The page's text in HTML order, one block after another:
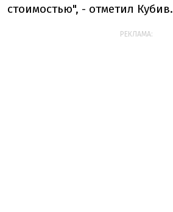
стоимостью", - отметил Кубив.
РЕКЛАМА: